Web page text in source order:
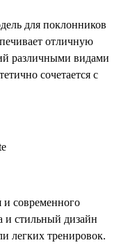
для поклонников
отличную
различными видами
сочетается с
и современного
стильный дизайн
легких тренировок.